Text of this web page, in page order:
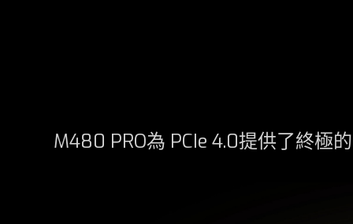
M480 PRO為 PCIe 4.0提供了終極